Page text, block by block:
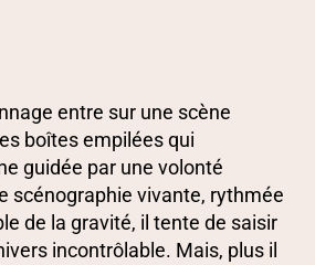
entre sur une scène
boîtes empilées qui
guidée par une volonté
scénographie vivante, rythmée
de la gravité, il tente de saisir
incontrôlable. Mais, plus il